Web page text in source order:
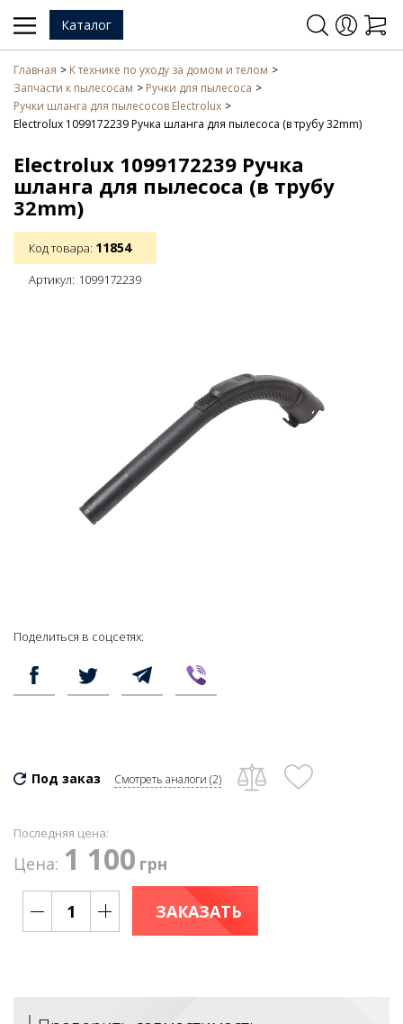
Каталог
Главная
К технике по уходу за домом и телом
Запчасти к пылесосам
Ручки для пылесоса
Ручки шланга для пылесосов Electrolux
Electrolux 1099172239 Ручка шланга для пылесоса (в трубу 32mm)
Electrolux 1099172239 Ручка
шланга для пылесоса (в трубу
32mm)
Код товара: 11854
Артикул: 1099172239
Поделиться в соцсетях:
Под заказ Смотреть аналоги (2)
Последняя цена:
Цена: 1 100 грн
ЗАКАЗАТЬ